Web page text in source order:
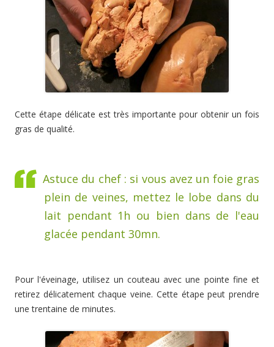
Cette étape délicate est très importante pour obtenir un fois
gras de qualité.
Astuce du chef : si vous avez un foie gras
plein de veines, mettez le lobe dans du
lait pendant 1h ou bien dans de l'eau
glacée pendant 30mn.
Pour l'éveinage, utilisez un couteau avec une pointe fine et
retirez délicatement chaque veine. Cette étape peut prendre
une trentaine de minutes.